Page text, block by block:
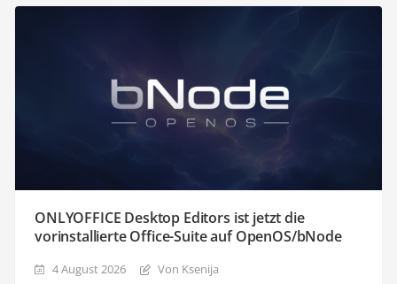
ONLYOFFICE Desktop Editors ist jetzt die
vorinstallierte Office-Suite auf OpenOS/bNode
4 August 2026 Von Ksenija